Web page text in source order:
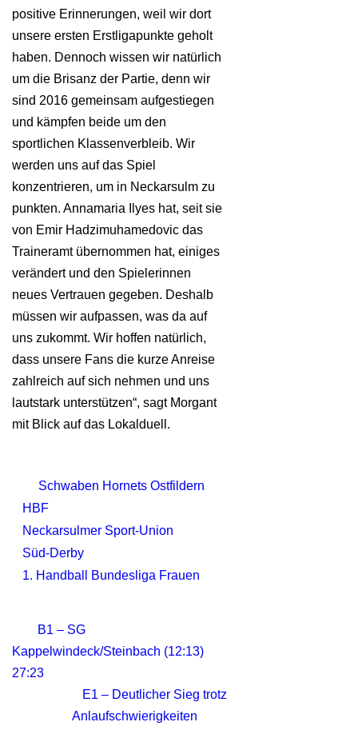
positive Erinnerungen, weil wir dort
unsere ersten Erstligapunkte geholt
haben. Dennoch wissen wir natürlich
um die Brisanz der Partie, denn wir
sind 2016 gemeinsam aufgestiegen
und kämpfen beide um den
sportlichen Klassenverbleib. Wir
werden uns auf das Spiel
konzentrieren, um in Neckarsulm zu
punkten. Annamaria Ilyes hat, seit sie
von Emir Hadzimuhamedovic das
Traineramt übernommen hat, einiges
verändert und den Spielerinnen
neues Vertrauen gegeben. Deshalb
müssen wir aufpassen, was da auf
uns zukommt. Wir hoffen natürlich,
dass unsere Fans die kurze Anreise
zahlreich auf sich nehmen und uns
lautstark unterstützen“, sagt Morgant
mit Blick auf das Lokalduell.
Schwaben Hornets Ostfildern
HBF
Neckarsulmer Sport-Union
Süd-Derby
1. Handball Bundesliga Frauen
B1 – SG
Kappelwindeck/Steinbach (12:13)
27:23
E1 – Deutlicher Sieg trotz
Anlaufschwierigkeiten